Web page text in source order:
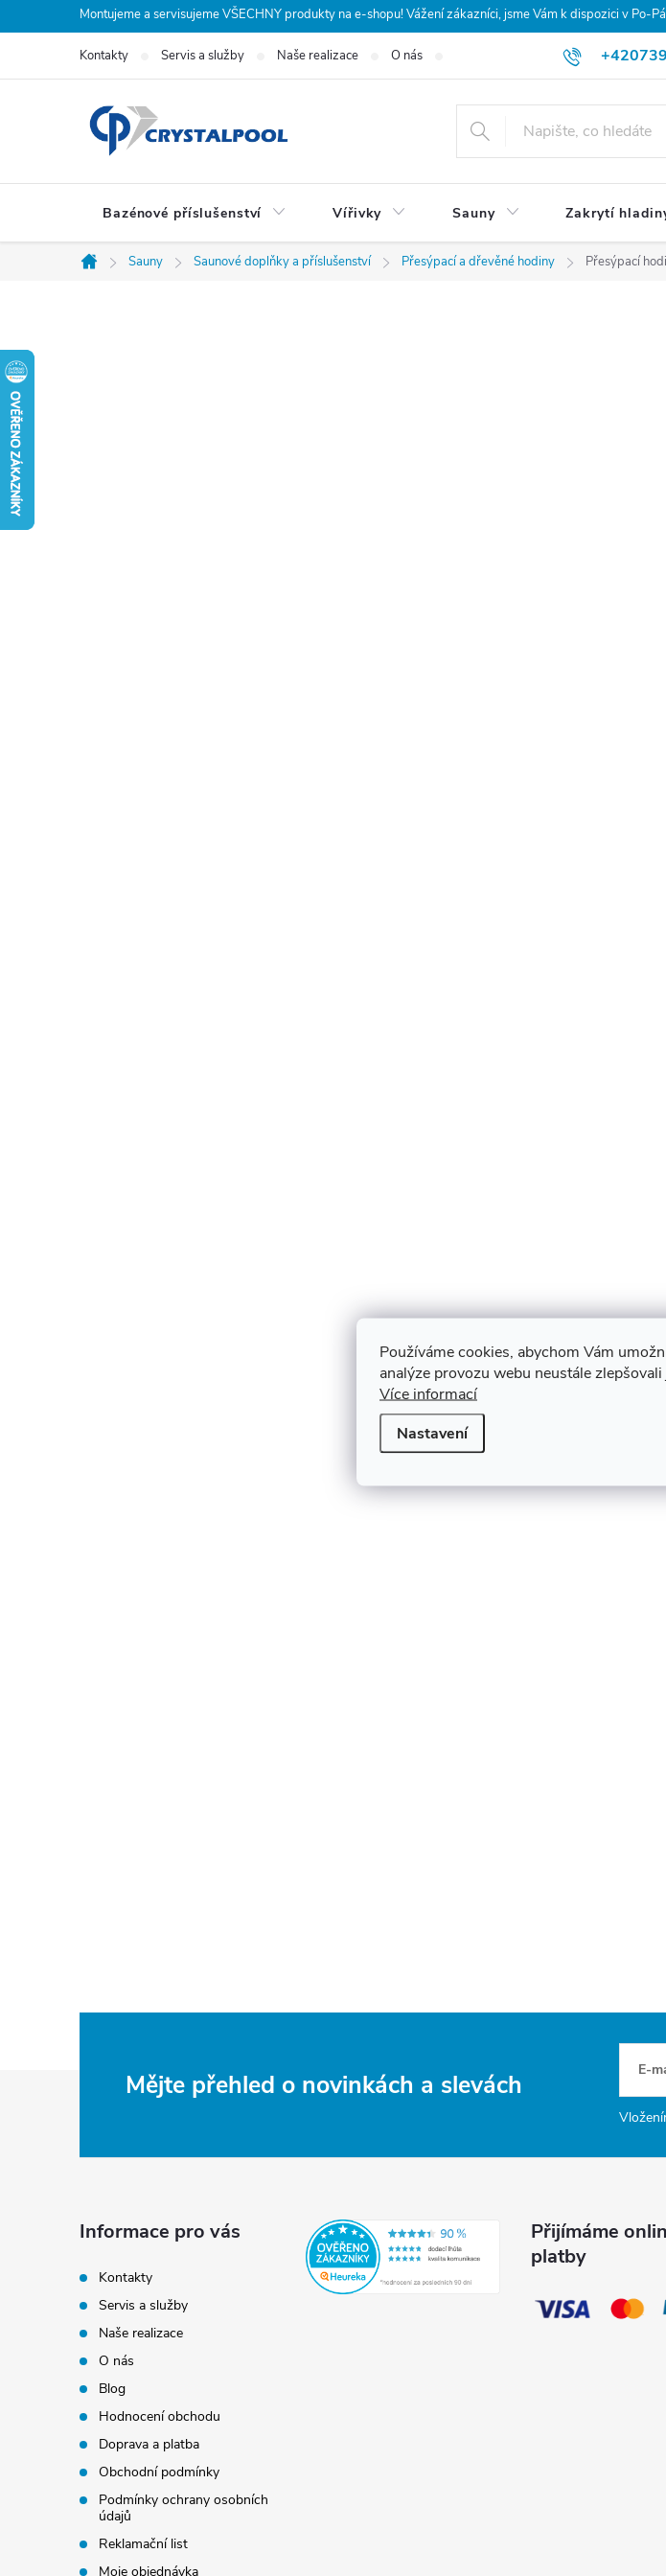
Používáme cookies, abychom Vám
analýze provozu webu neustále
Více informací
Nastavení
na
Montujeme a servisujeme VŠECHNY produkty na e-shopu! Vážení zákazníci, jsme Vám k dispozici v
Kontakty Servis a služby Naše realizace O nás Hodnocení obchodu
Bazénové příslušenství Vířivky Sauny Zakrytí
Domů
Sauny Saunové doplňky a příslušenství Přesýpací a dřevěné hodiny Přesýpací
Mějte přehled o novinkách a slevách E-
Informace pro vás
Kontakty
Servis a služby
Naše realizace
O nás
Blog
Hodnocení obchodu
Doprava a platba
Obchodní podmínky
Podmínky ochrany osobních
údajů
Reklamační list
Moje objednávka
Přijímáme
platby